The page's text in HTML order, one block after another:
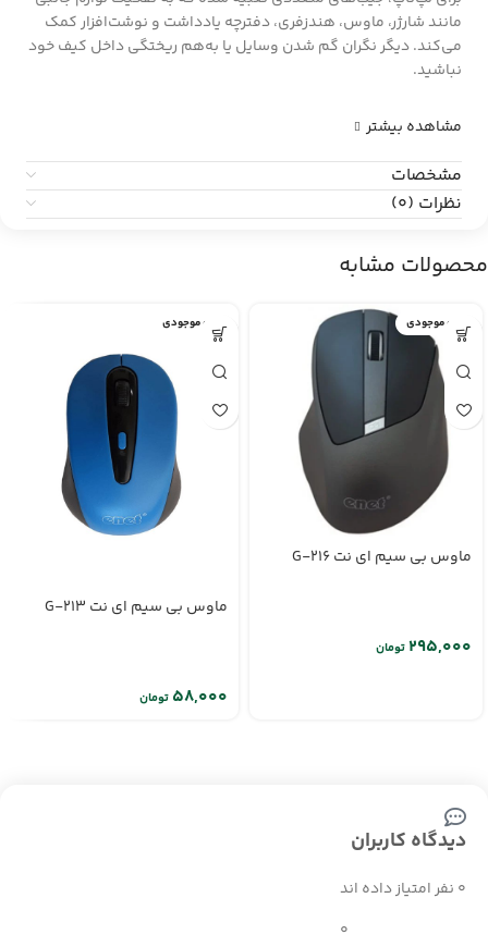
مانند شارژر، ماوس، هندزفری، دفترچه یادداشت و نوشت‌افزار کمک
می‌کند. دیگر نگران گم شدن وسایل یا به‌هم ریختگی داخل کیف خود
نباشید.
مشاهده بیشتر
مشخصات
نظرات (0)
محصولات مشابه
اتمام موجودی
ماوس بی سیم ای نت G-216
تومان
اتمام موجودی
ماوس بی سیم ای نت G-213
تومان
دیدگاه کاربران
0 نفر امتیاز داده اند
0